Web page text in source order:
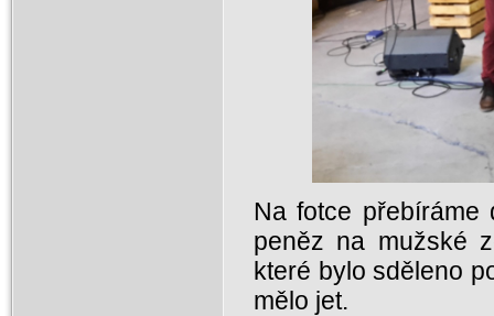
Na fotce přebíráme
peněz na mužské
které bylo sděleno
mělo jet.